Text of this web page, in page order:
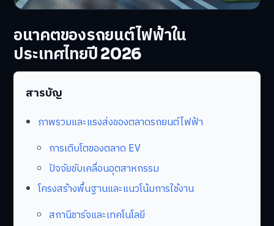
อนาคตของรถยนต์ไฟฟ้าใน
ประเทศไทยปี 2026
สารบัญ
ภาพรวมและแรงส่งของตลาดรถยนต์ไฟฟ้า
การเติบโตของตลาด EV
ปัจจัยขับเคลื่อนอุตสาหกรรม
โครงสร้างพื้นฐานและแนวโน้มการใช้งาน
สถานีชาร์จและเทคโนโลยี